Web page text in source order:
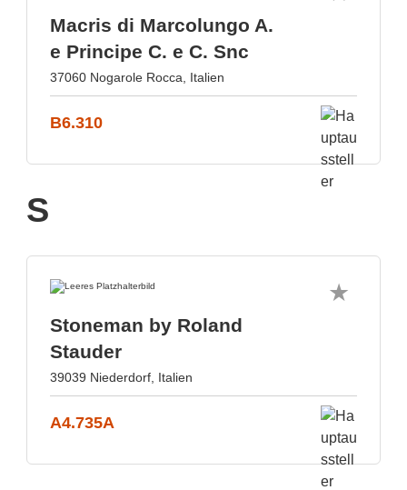
Macris di Marcolungo A.
e Principe C. e C. Snc
37060 Nogarole Rocca, Italien
B6.310
S
Stoneman by Roland
Stauder
39039 Niederdorf, Italien
A4.735A